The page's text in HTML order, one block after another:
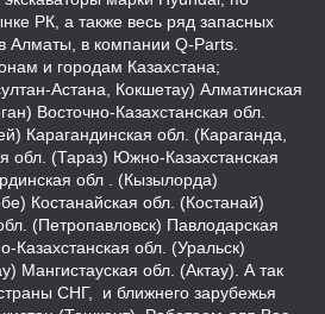
РК, а также весь ряд запасных
Алматы, в компании Q-Parts.
и городам Казахстана;
Астана, Кокшетау) Алматинская
Восточно-Казахстанская обл.
Карагандинская обл. (Караганда,
обл. (Тараз) Южно-Казахстанская
обл . (Кызылорда)
Костанайская обл. (Костанай)
(Петропавловск) Павлодарская
Казахстанская обл. (Уральск)
Мангистауская обл. (Актау). А так
СНГ, и ближнего зарубежья